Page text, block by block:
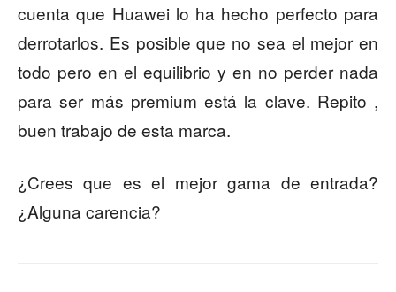
cuenta que Huawei lo ha hecho perfecto para
derrotarlos. Es posible que no sea el mejor en
todo pero en el equilibrio y en no perder nada
para ser más premium está la clave. Repito ,
buen trabajo de esta marca.
¿Crees que es el mejor gama de entrada?
¿Alguna carencia?